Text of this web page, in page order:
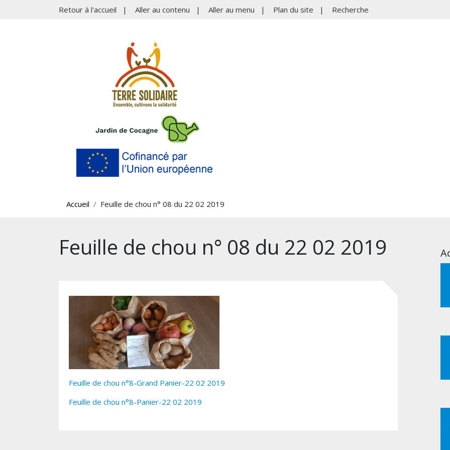
Retour à l'accueil | Aller au contenu | Aller au menu | Plan du site | Recherche
Accueil Feuille de chou n° 08 du 22 02 2019
Feuille de chou n° 08 du 22 02 2019
Feuille de chou n°8-Grand Panier-22 02 2019
Feuille de chou n°8-Panier-22 02 2019